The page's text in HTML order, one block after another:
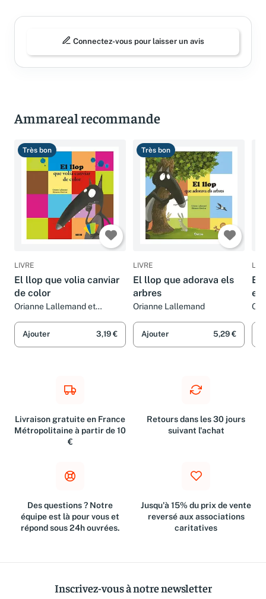
Connectez-vous pour laisser un avis
Ammareal recommande
Très bon
LIVRE
El llop que volia canviar
de color
Orianne Lallemand et
Ajouter 3,19 €
Très bon
LIVRE
El llop que adorava els
arbres
Orianne Lallemand
Ajouter 5,29 €
El
el
Livraison gratuite en France
Métropolitaine à partir de 10
€
Retours dans les 30 jours
suivant l'achat
Des questions ? Notre
équipe est là pour vous et
répond sous 24h ouvrées.
Jusqu'à 15% du prix de vente
reversé aux associations
caritatives
Inscrivez-vous à notre newsletter